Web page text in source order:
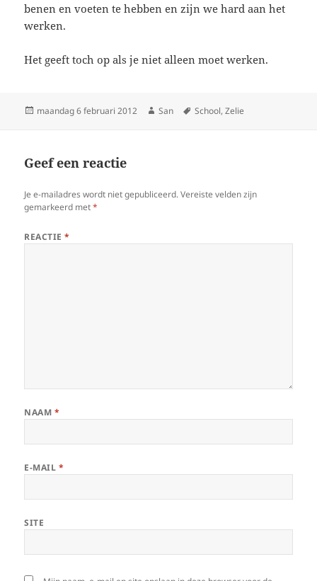
benen en voeten te hebben en zijn we hard aan het
werken.
Het geeft toch op als je niet alleen moet werken.
Geplaatst
maandag 6 februari 2012 Auteur
San Tags
School,Zelie
Geef een reactie
Je e-mailadres wordt niet gepubliceerd. Vereiste velden zijn
gemarkeerd met*
REACTIE*
NAAM *
E-MAIL *
SITE